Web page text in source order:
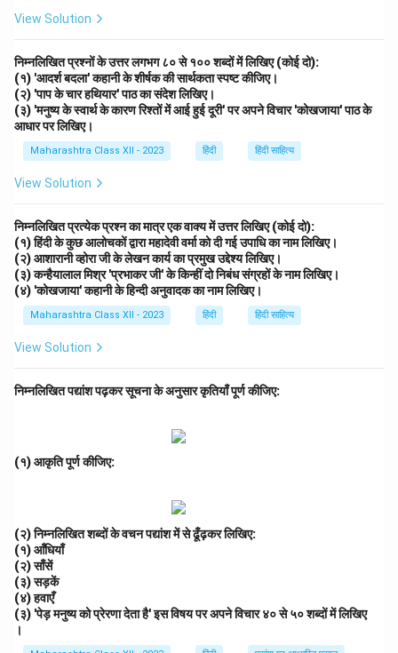
View Solution
निम्नलिखित प्रश्नों के उत्तर लगभग ८० से १०० शब्दों में लिखिए (कोई दो):
(१) 'आदर्श बदला' कहानी के शीर्षक की सार्थकता स्पष्ट कीजिए।
(२) 'पाप के चार हथियार' पाठ का संदेश लिखिए।
(३) 'मनुष्य के स्वार्थ के कारण रिश्तों में आई हुई दूरी' पर अपने विचार 'कोखजाया' पाठ के
आधार पर लिखिए।
Maharashtra Class XII - 2023 हिंदी हिंदी साहित्य
View Solution
निम्नलिखित प्रत्येक प्रश्न का मात्र एक वाक्य में उत्तर लिखिए (कोई दो):
(१) हिंदी के कुछ आलोचकों द्वारा महादेवी वर्मा को दी गई उपाधि का नाम लिखिए।
(२) आशारानी व्होरा जी के लेखन कार्य का प्रमुख उद्देश्य लिखिए।
(३) कन्हैयालाल मिश्र 'प्रभाकर जी' के किन्हीं दो निबंध संग्रहों के नाम लिखिए।
(४) 'कोखजाया' कहानी के हिन्दी अनुवादक का नाम लिखिए।
Maharashtra Class XII - 2023 हिंदी हिंदी साहित्य
View Solution
निम्नलिखित पद्यांश पढ़कर सूचना के अनुसार कृतियाँ पूर्ण कीजिए:
(१) आकृति पूर्ण कीजिए:
(२) निम्नलिखित शब्दों के वचन प‌द्यांश में से ढूँढ़कर लिखिए:
(१) आँधियाँ
(२) साँसें
(३) सड़कें
(४) हवाएँ
(३) 'पेड़ मनुष्य को प्रेरणा देता है' इस विषय पर अपने विचार ४० से ५० शब्दों में लिखिए
।